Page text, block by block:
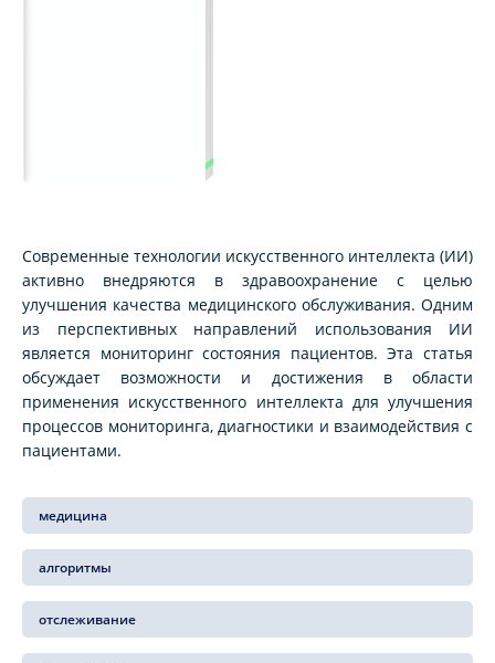
Современные технологии искусственного интеллекта (ИИ)
активно внедряются в здравоохранение с целью
улучшения качества медицинского обслуживания. Одним
из перспективных направлений использования ИИ
является мониторинг состояния пациентов. Эта статья
обсуждает возможности и достижения в области
применения искусственного интеллекта для улучшения
процессов мониторинга, диагностики и взаимодействия с
пациентами.
медицина
алгоритмы
отслеживание